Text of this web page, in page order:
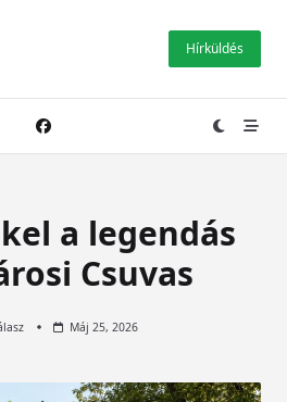
Hírküldés
a legendás
Csuvas
Máj 25, 2026